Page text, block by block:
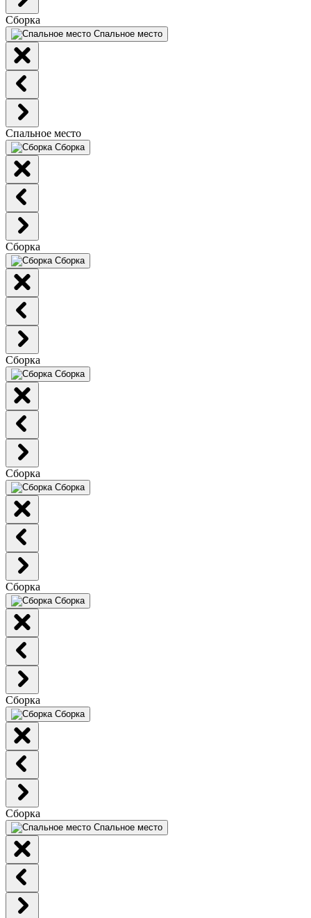
Сборка
Спальное место
Спальное место
Сборка
Сборка
Сборка
Сборка
Сборка
Сборка
Сборка
Сборка
Сборка
Сборка
Сборка
Сборка
Спальное место